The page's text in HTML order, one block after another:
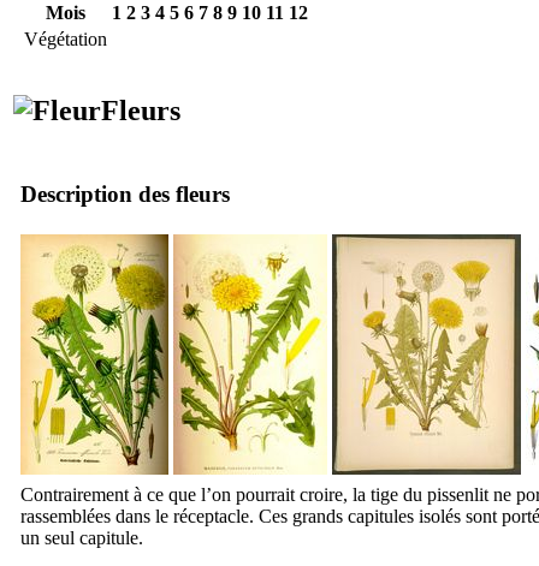
Mois
1 2 3 4 5 6 7 8 9 10 11 12
Végétation
Fleurs
Description des fleurs
Contrairement à ce que l’on pourrait croire, la tige du pissenlit ne
rassemblées dans le réceptacle. Ces grands capitules isolés sont
un seul capitule.